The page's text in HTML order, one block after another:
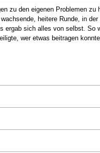
zu den eigenen Problemen
heitere Runde, in
sich alles von selbst. So
wer etwas beitragen